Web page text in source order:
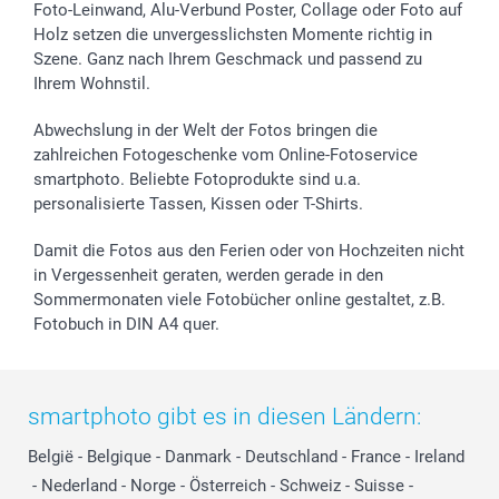
Sticker & Etiketten
Geschenk-Gutscheine (PDF)
Presse
Partnerprogramme
Investor Relations
B2B smartbusiness
Widerrufsrecht
Kommunion & Konfirmation
Hochzeit
Geburtstag
Geburt
Zu allen Anlässen
48h Lieferung
Zahlungsmöglichkeiten
Anmelden /Registrieren
Sitemap
Status der Bestellung
smartfriends
smartgarantie
smartbonus
Foto-Leinwand, Alu-Verbund Poster, Collage oder Foto auf
Holz setzen die unvergesslichsten Momente richtig in
Szene. Ganz nach Ihrem Geschmack und passend zu
Ihrem Wohnstil.
Abwechslung in der Welt der Fotos bringen die
zahlreichen Fotogeschenke vom Online-Fotoservice
smartphoto. Beliebte Fotoprodukte sind u.a.
personalisierte Tassen, Kissen oder T-Shirts.
Damit die Fotos aus den Ferien oder von Hochzeiten nicht
in Vergessenheit geraten, werden gerade in den
Sommermonaten viele Fotobücher online gestaltet, z.B.
Fotobuch in DIN A4 quer.
smartphoto gibt es in diesen Ländern:
België - Belgique - Danmark - Deutschland - France - Ireland
- Nederland - Norge - Österreich - Schweiz - Suisse -